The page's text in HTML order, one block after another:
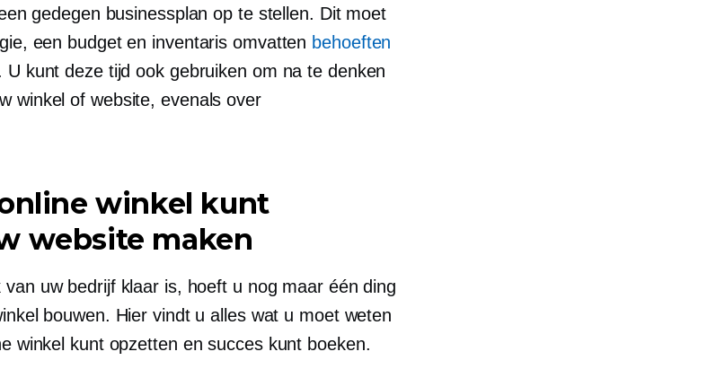
​​gedegen businessplan op te stellen. Dit moet
een budget en inventaris omvatten behoeften
U kunt deze tijd ook gebruiken om na te denken
winkel of website, evenals over
winkel kunt
website maken
uw bedrijf klaar is, hoeft u nog maar één ding
bouwen. Hier vindt u alles wat u moet weten
winkel kunt opzetten en succes kunt boeken.